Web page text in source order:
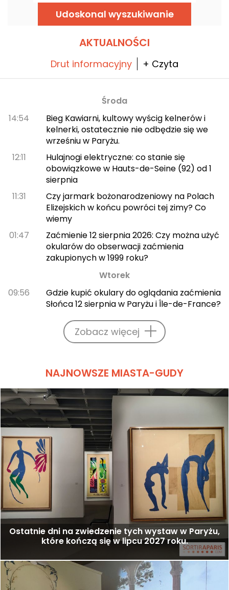
się bliżej tej instytucji kulturalnej,
mieszczącej się od 2002 roku w budynku
Collège des Irlandais w samym sercu
Udoskonal wyszukiwanie
AKTUALNOŚCI
Drut informacyjny + Czyta
Środa
14:54
Bieg Kawiarni, kultowy wyścig kelnerów i
kelnerki, ostatecznie nie odbędzie się we
wrześniu w Paryżu.
12:11
Hulajnogi elektryczne: co stanie się
obowiązkowe w Hauts-de-Seine (92) od 1
sierpnia
11:31
Czy jarmark bożonarodzeniowy na Polach
Elizejskich w końcu powróci tej zimy? Co
wiemy
01:47
Zaćmienie 12 sierpnia 2026: Czy można użyć
okularów do obserwacji zaćmienia
zakupionych w 1999 roku?
Wtorek
09:56
Gdzie kupić okulary do oglądania zaćmienia
Słońca 12 sierpnia w Paryżu i Île-de-France?
Zobacz więcej
NAJNOWSZE MIASTA-GUDY
Ostatnie dni na zwiedzenie tych wystaw w Paryżu,
które kończą się w lipcu 2027 roku.